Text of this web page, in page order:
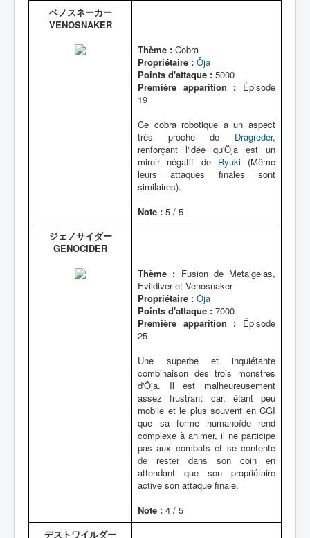
ベノスネーカー
VENOSNAKER
Thème : Cobra
Propriétaire : Ôja
Points d'attaque : 5000
Première apparition : Épisode
19
Ce cobra robotique a un aspect
très proche de Dragreder,
renforçant l'idée qu'Ôja est un
miroir négatif de Ryuki(Même
leurs attaques finales sont
similaires).
Note : 5 / 5
ジェノサイダー
GENOCIDER
Thème : Fusion de Metalgelas,
Evildiver et Venosnaker
Propriétaire : Ôja
Points d'attaque : 7000
Première apparition : Épisode
25
Une superbe et inquiétante
combinaison des trois monstres
d'Ôja. Il est malheureusement
assez frustrant car, étant peu
mobile et le plus souvent en CGI
que sa forme humanoïde rend
complexe à animer, il ne participe
pas aux combats et se contente
de rester dans son coin en
attendant que son propriétaire
active son attaque finale.
Note : 4 / 5
デストワイルダー